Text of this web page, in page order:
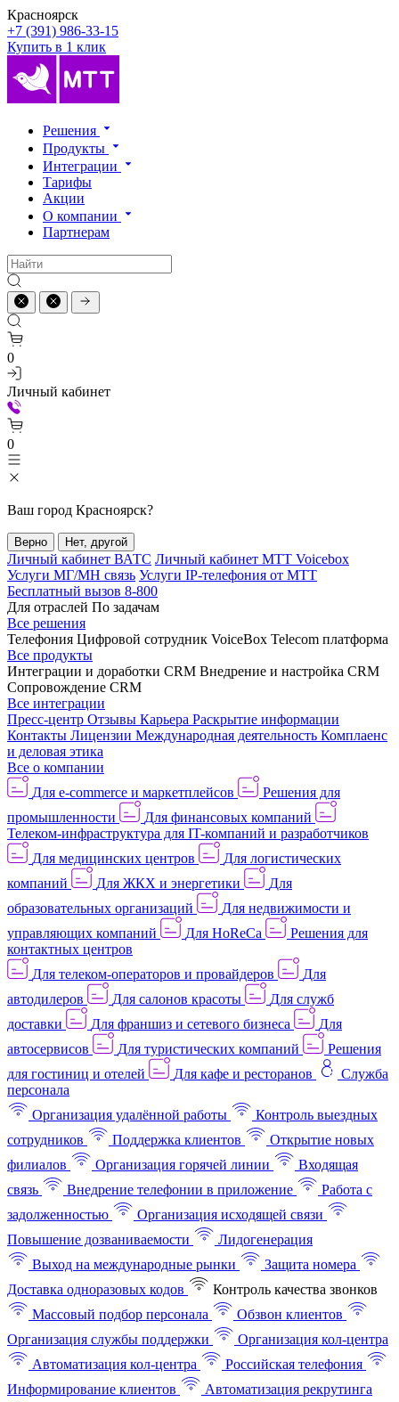
Красноярск
+7 (391) 986-33-15
Купить в 1 клик
Решения
Продукты
Интеграции
Тарифы
Акции
О компании
Партнерам
0
Личный кабинет
0
Ваш город Красноярск?
Верно Нет, другой
Личный кабинет ВАТС Личный кабинет МТТ Voicebox
Услуги МГ/МН связь Услуги IP-телефония от МТТ
Бесплатный вызов 8-800
Для отраслей По задачам
Все решения
Телефония Цифровой сотрудник VoiceBox Telecom платформа
Все продукты
Интеграции и доработки CRM Внедрение и настройка CRM
Сопровождение CRM
Все интеграции
Пресс-центр Отзывы Карьера Раскрытие информации
Контакты Лицензии Международная деятельность Комплаенс
и деловая этика
Все о компании
Для e-commerce и маркетплейсов
Решения для
промышленности
Для финансовых компаний
Телеком-инфраструктура для IT-компаний и разработчиков
Для медицинских центров
Для логистических
компаний
Для ЖКХ и энергетики
Для
образовательных организаций
Для недвижимости и
управляющих компаний
Для HoReCa
Решения для
контактных центров
Для телеком-операторов и провайдеров
Для
автодилеров
Для салонов красоты
Для служб
доставки
Для франшиз и сетевого бизнеса
Для
автосервисов
Для туристических компаний
Решения
для гостиниц и отелей
Для кафе и ресторанов
Служба
персонала
Организация удалённой работы
Контроль выездных
сотрудников
Поддержка клиентов
Открытие новых
филиалов
Организация горячей линии
Входящая
связь
Внедрение телефонии в приложение
Работа с
задолженностью
Организация исходящей связи
Повышение дозваниваемости
Лидогенерация
Выход на международные рынки
Защита номера
Доставка одноразовых кодов
Контроль качества звонков
Массовый подбор персонала
Обзвон клиентов
Организация службы поддержки
Организация кол-центра
Автоматизация кол-центра
Российская телефония
Информирование клиентов
Автоматизация рекрутинга